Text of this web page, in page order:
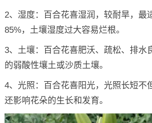
2、湿度：百合花喜湿润，较耐旱，最
85%，土壤湿度过大容易烂根。
3、土壤：百合花喜肥沃、疏松、排水
的弱酸性壤土或沙质土壤。
4、光照：百合花喜阳光，光照长短不
还影响花朵的生长和发育。